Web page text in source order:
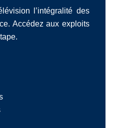
l’intégralité des
Accédez aux exploits